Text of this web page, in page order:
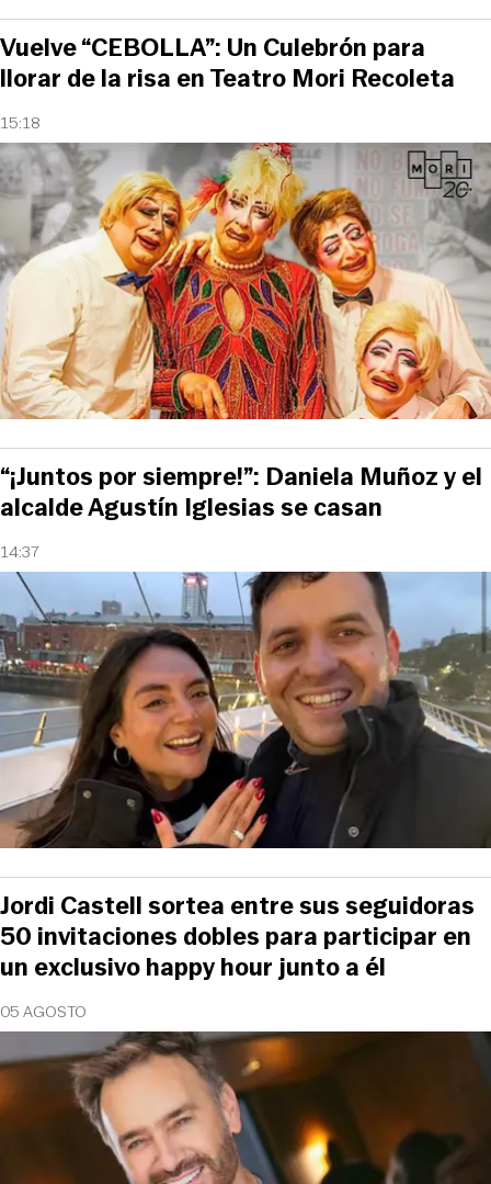
15:18
Vuelve “CEBOLLA”: Un Culebrón para
llorar de la risa en Teatro Mori Recoleta
14:37
“¡Juntos por siempre!”: Daniela Muñoz y el
alcalde Agustín Iglesias se casan
05 AGOSTO
Jordi Castell sortea entre sus seguidoras
50 invitaciones dobles para participar en
un exclusivo happy hour junto a él